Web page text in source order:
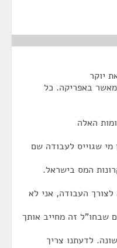
יוקר
באפריקה. כל
האלה
שגוייס לעבודה שם
המס בישראל.
העבודה, אני לא
שבחו"ל זה מחייב אותך
לדעתנו צריך